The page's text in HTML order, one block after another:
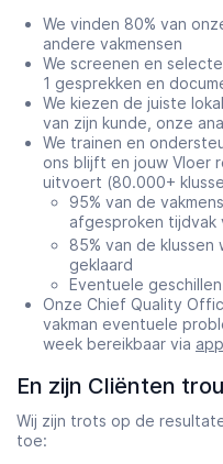
We vinden 80% van
andere vakmensen
We screenen en
1 gesprekken en
We kiezen de juiste
van zijn kunde, onze
We trainen en
ons blijft en jouw Vloer
uitvoert (80.000+
95% van de
afgesproken tijdvak
85% van de
geklaard
Eventuele
Onze Chief Quality
vakman eventuele
week bereikbaar via app
En zijn Cliënten
Wij zijn trots op de
toe: